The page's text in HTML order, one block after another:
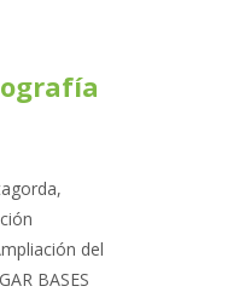
del
BASES